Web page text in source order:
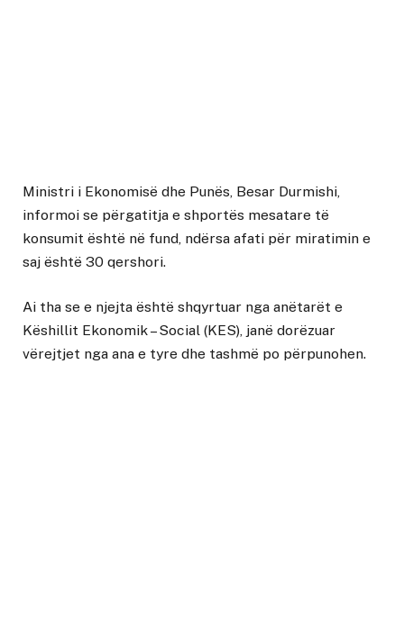
Ministri i Ekonomisë dhe Punës, Besar Durmishi,
informoi se përgatitja e shportës mesatare të
konsumit është në fund, ndërsa afati për miratimin e
saj është 30 qershori.
Ai tha se e njejta është shqyrtuar nga anëtarët e
Këshillit Ekonomik – Social (KES), janë dorëzuar
vërejtjet nga ana e tyre dhe tashmë po përpunohen.